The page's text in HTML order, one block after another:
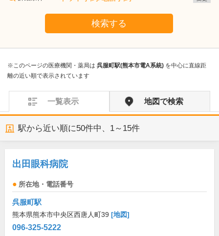
検索する
※このページの医療機関・薬局は 呉服町駅(熊本市電A系統) を中心に直線距
離の近い順で表示されています
一覧表示 地図で検索
駅から近い順に50件中、 1～15件
出田眼科病院
所在地・電話番号
呉服町駅
熊本県熊本市中央区西唐人町39 [地図]
096-325-5222